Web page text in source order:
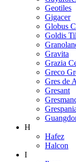
Geotiles
Gigacer
Globus
Goldis
Gravita
Grazia
Greco
Gres de
Gresant
H
Hafez
Halcon
I